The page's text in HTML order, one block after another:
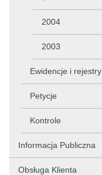
2004
2003
Ewidencje i rejestry
Petycje
Kontrole
Informacja Publiczna
Obsługa Klienta